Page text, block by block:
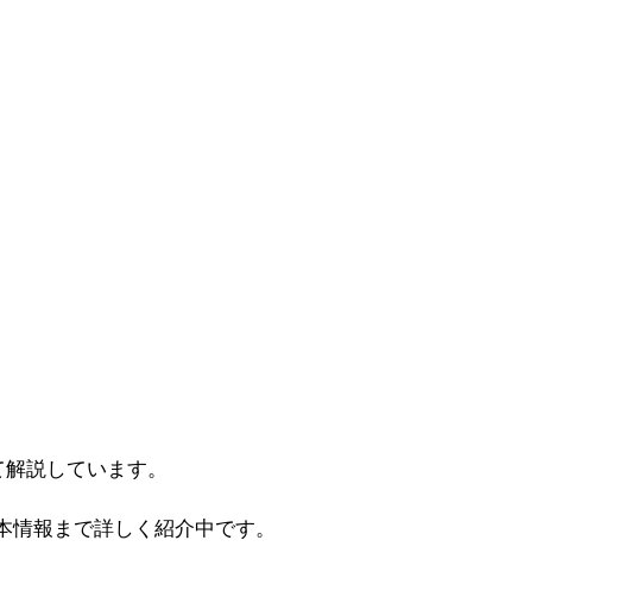
説しています。
報まで詳しく紹介中です。